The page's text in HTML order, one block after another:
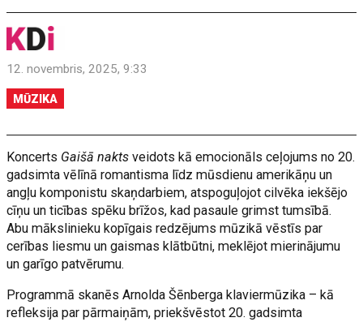
12. novembris, 2025, 9:33
MŪZIKA
Koncerts Gaišā nakts veidots kā emocionāls ceļojums no 20.
gadsimta vēlīnā romantisma līdz mūsdienu amerikāņu un
angļu komponistu skaņdarbiem, atspoguļojot cilvēka iekšējo
cīņu un ticības spēku brīžos, kad pasaule grimst tumsībā.
Abu mākslinieku kopīgais redzējums mūzikā vēstīs par
cerības liesmu un gaismas klātbūtni, meklējot mierinājumu
un garīgo patvērumu.
Programmā skanēs Arnolda Šēnberga klaviermūzika – kā
refleksija par pārmaiņām, priekšvēstot 20. gadsimta